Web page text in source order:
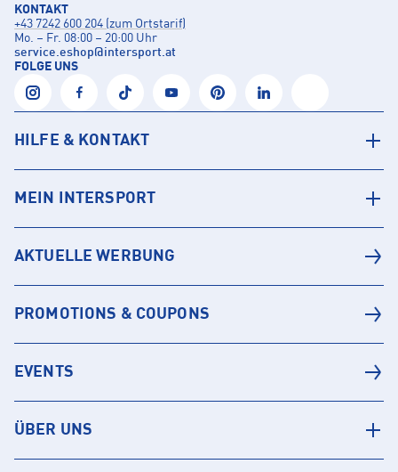
KONTAKT
+43 7242 600 204 (zum Ortstarif)
Mo. – Fr. 08:00 – 20:00 Uhr
service.eshop@intersport.at
FOLGE UNS
HILFE & KONTAKT
MEIN INTERSPORT
AKTUELLE WERBUNG
PROMOTIONS & COUPONS
EVENTS
ÜBER UNS